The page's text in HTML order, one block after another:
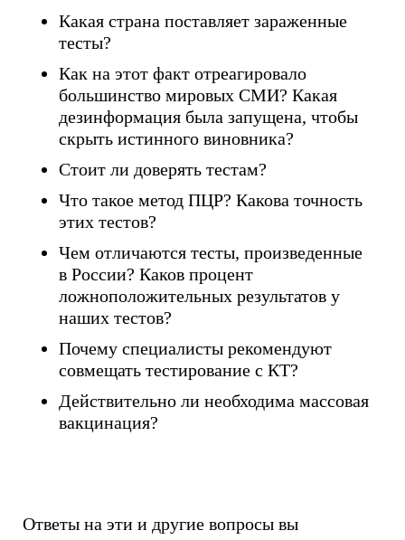
Какая страна поставляет зараженные
тесты?
Как на этот факт отреагировало
большинство мировых СМИ? Какая
дезинформация была запущена, чтобы
скрыть истинного виновника?
Стоит ли доверять тестам?
Что такое метод ПЦР? Какова точность
этих тестов?
Чем отличаются тесты, произведенные
в России? Каков процент
ложноположительных результатов у
наших тестов?
Почему специалисты рекомендуют
совмещать тестирование с КТ?
Действительно ли необходима массовая
вакцинация?
Ответы на эти и другие вопросы вы